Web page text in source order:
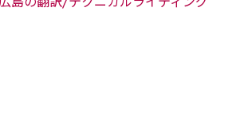
島の翻訳/テクニカルライティング